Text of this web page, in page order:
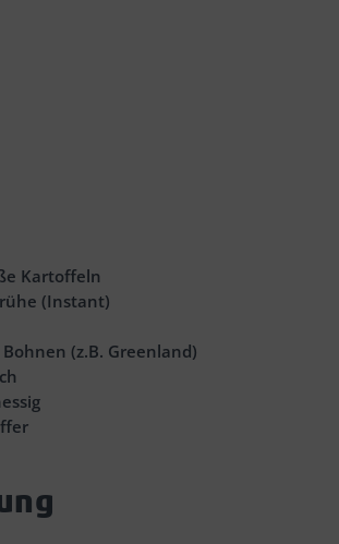
Kartoffeln
(Instant)
(z.B. Greenland)